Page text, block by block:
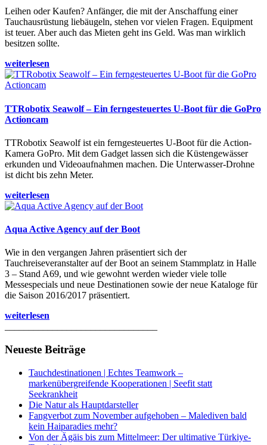
Leihen oder Kaufen? Anfänger, die mit der Anschaffung einer
Tauchausrüstung liebäugeln, stehen vor vielen Fragen. Equipment
ist teuer. Aber auch das Mieten geht ins Geld. Was man wirklich
besitzen sollte.
weiterlesen
TTRobotix Seawolf – Ein ferngesteuertes U-Boot für die GoPro
Actioncam
TTRobotix Seawolf ist ein ferngesteuertes U-Boot für die Action-
Kamera GoPro. Mit dem Gadget lassen sich die Küstengewässer
erkunden und Videoaufnahmen machen. Die Unterwasser-Drohne
ist dicht bis zehn Meter.
weiterlesen
Aqua Active Agency auf der Boot
Wie in den vergangen Jahren präsentiert sich der
Tauchreiseveranstalter auf der Boot an seinem Stammplatz in Halle
3 – Stand A69, und wie gewohnt werden wieder viele tolle
Messespecials und neue Destinationen sowie der neue Kataloge für
die Saison 2016/2017 präsentiert.
weiterlesen
Neueste Beiträge
Tauchdestinationen | Echtes Teamwork –
markenübergreifende Kooperationen | Seefit statt
Seekrankheit
Die Natur als Hauptdarsteller
Fangverbot zum November aufgehoben – Malediven bald
kein Haiparadies mehr?
Von der Ägäis bis zum Mittelmeer: Der ultimative Türkiye-